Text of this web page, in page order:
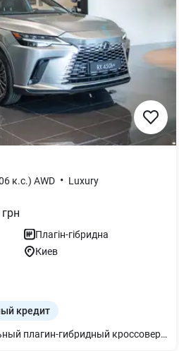
к.с.) AWD • Luxury
грн
Плагін-гібридна
Киев
кредит
Lexus RX 450h+ – премиальный плагин-гибридный кроссовер, сочетающий исключительный комфорт, динамику и экологичность. Благодаря инновационной гибридной силовой установке мощностью 309 л. автомобиль разгоняется от 0 до 100 км/ч всего за 6,5 секунды, обеспечивая плавное и уверенное ускорение. Емкая батарея 18,1 кВтч позволяет преодолевать до 69 км в смешанном цикле и до 90 км в городском режиме исключительно на электротяге, а максимальная скорость в режиме EV достигает 135 км/ч. Роскошный салон, передовые технологии, комплекс безопасности Lexus Safety System+ и легендарное качество Lexus делают каждое путешествие особенно комфортным. Lexus RX 450h+ - идеальный выбор для тех, кто стремится к современной электрифицированной мобильности без компромиссов. Обращайтесь в официальный дилерский центр Лексус Киев Запад и откройте для себя новый уровень премиального вождения.